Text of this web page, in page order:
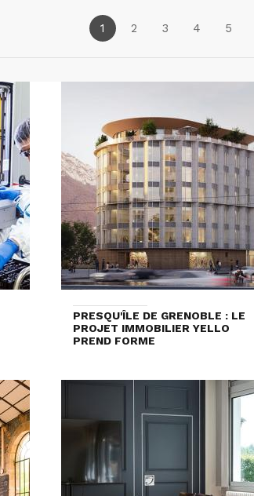
1 2 3 4 5
PRESQU'ÎLE DE GRENOBLE : LE
PROJET IMMOBILIER YELLO
PREND FORME